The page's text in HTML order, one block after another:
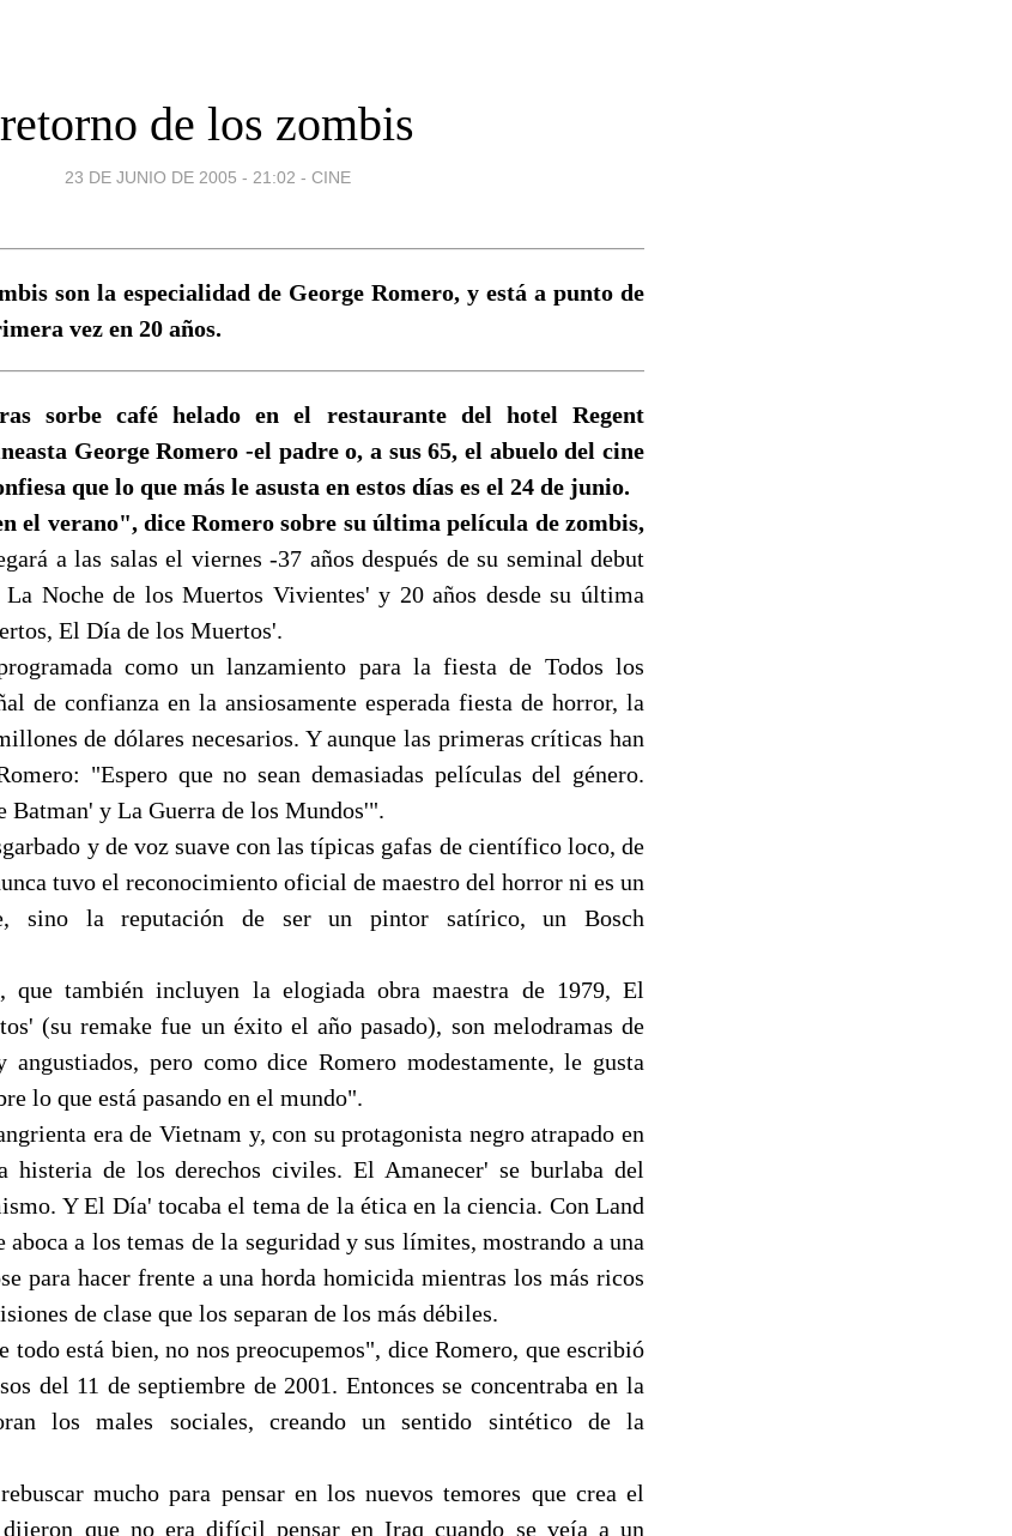
retorno de los zombis
23 DE JUNIO DE 2005 - 21:02 - CINE
son la especialidad de George Romero, y está a punto de
vez en 20 años.
sorbe café helado en el restaurante del hotel Regent
George Romero -el padre o, a sus 65, el abuelo del cine
que lo que más le asusta en estos días es el 24 de junio.
el verano", dice Romero sobre su última película de zombis,
a las salas el viernes -37 años después de su seminal debut
Noche de los Muertos Vivientes' y 20 años desde su última
El Día de los Muertos'.
como un lanzamiento para la fiesta de Todos los
de confianza en la ansiosamente esperada fiesta de horror, la
de dólares necesarios. Y aunque las primeras críticas han
"Espero que no sean demasiadas películas del género.
y La Guerra de los Mundos'".
y de voz suave con las típicas gafas de científico loco, de
tuvo el reconocimiento oficial de maestro del horror ni es un
sino la reputación de ser un pintor satírico, un Bosch
que también incluyen la elogiada obra maestra de 1979, El
(su remake fue un éxito el año pasado), son melodramas de
angustiados, pero como dice Romero modestamente, le gusta
lo que está pasando en el mundo".
era de Vietnam y, con su protagonista negro atrapado en
histeria de los derechos civiles. El Amanecer' se burlaba del
Y El Día' tocaba el tema de la ética en la ciencia. Con Land
aboca a los temas de la seguridad y sus límites, mostrando a una
para hacer frente a una horda homicida mientras los más ricos
de clase que los separan de los más débiles.
todo está bien, no nos preocupemos", dice Romero, que escribió
del 11 de septiembre de 2001. Entonces se concentraba en la
los males sociales, creando un sentido sintético de la
mucho para pensar en los nuevos temores que crea el
que no era difícil pensar en Iraq cuando se veía a un